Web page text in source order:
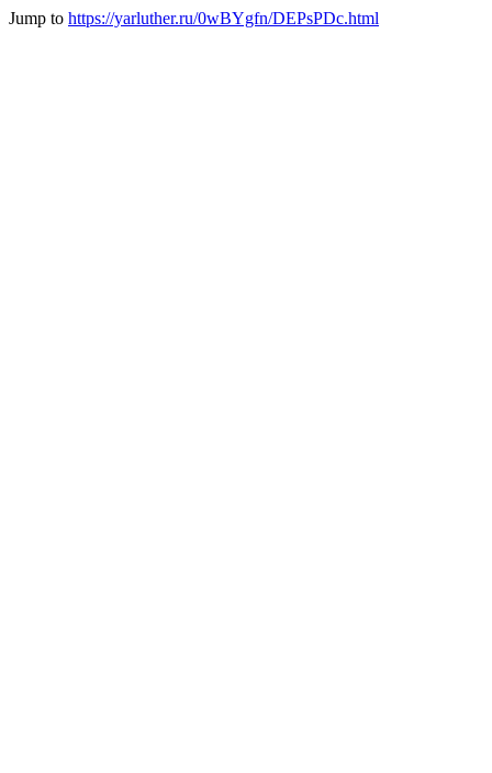
Jump to https://yarluther.ru/0wBYgfn/DEPsPDc.html